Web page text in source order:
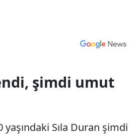
şimdi umut
Sıla Duran şimdi